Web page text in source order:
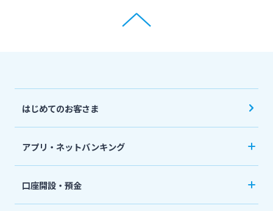
はじめてのお客さま
アプリ・ネットバンキング
個人向けネットバンキングサービス「いっちゃ
口座開設・預金